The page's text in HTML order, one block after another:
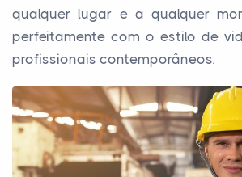
qualquer lugar e a qualquer
perfeitamente com o estilo de
profissionais contemporâneos.